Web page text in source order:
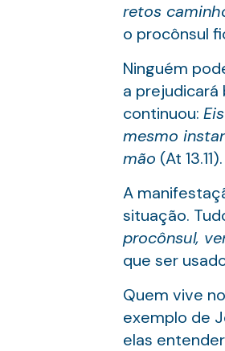
retos
o procônsul
Ninguém
a prejudicará
continuou:
mesmo
mão (At 13.11).
A
situação.
procônsul,
que ser
Quem vive
exemplo de
elas